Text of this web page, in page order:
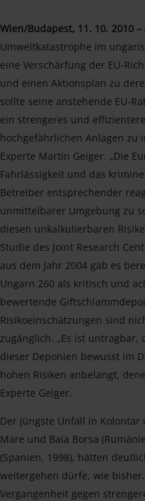
Wien/Budapest, 11. 10. 2010 –
Umweltkatastrophe im
eine Verschärfung der EU-
und einen Aktionsplan zu
sollte seine anstehende EU-
ein strengeres und
hochgefährlichen Anlagen zu
Experte Martin Geiger. „Die
Fahrlässigkeit und das
Betreiber entsprechender
unmittelbarer Umgebung zu
diesen unkalkulierbaren
Studie des Joint Research
aus dem Jahr 2004 gab es
Ungarn 260 als kritisch und
bewertende
Risikoeinschätzungen sind
zugänglich. „Es ist untragbar,
dieser Deponien bewusst im
hohen Risiken anbelangt,
Experte Geiger.
Der jüngste Unfall in
Mare und Baia Borsa
(Spanien, 1998), hätten
weitergehen dürfe, wie
Vergangenheit gegen